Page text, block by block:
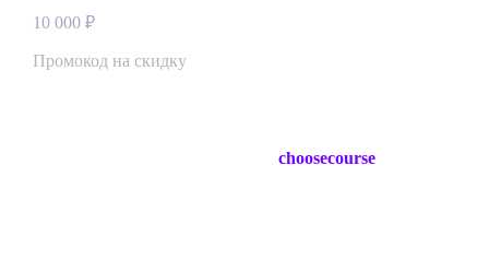
10 000 ₽
Промокод на скидку
choosecourse